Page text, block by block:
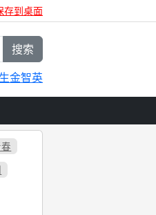
存到桌面
搜索
金智英